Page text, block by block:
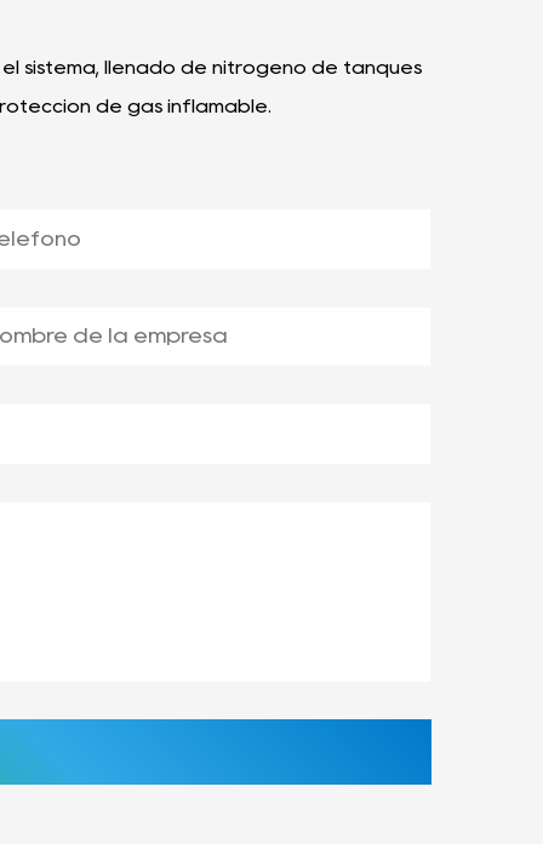
sistema, llenado de nitrógeno de tanques
de gas inflamable.